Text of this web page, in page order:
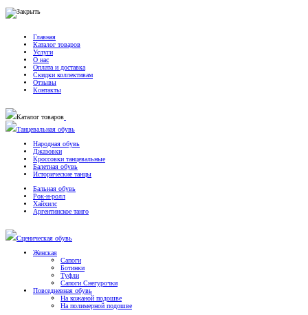
Главная
Каталог товаров
Услуги
О нас
Оплата и доставка
Скидки коллективам
Отзывы
Контакты
Каталог товаров
Танцевальная обувь
Народная обувь
Джазовки
Кроссовки танцевальные
Балетная обувь
Исторические танцы
Бальная обувь
Рок-н-ролл
Хайхилс
Аргентинское танго
Сценическая обувь
Женская
Сапоги
Ботинки
Туфли
Сапоги Снегурочки
Повседневная обувь
На кожаной подошве
На полимерной подошве